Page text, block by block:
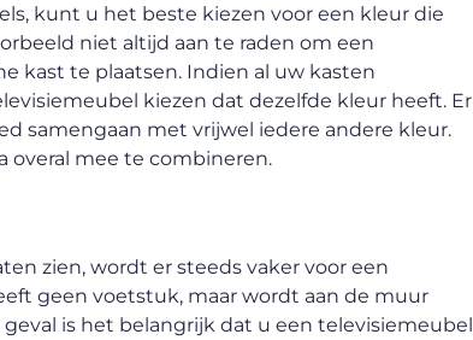
kunt u het beste kiezen voor een kleur die
niet altijd aan te raden om een
kast te plaatsen. Indien al uw kasten
kiezen dat dezelfde kleur heeft. Er
samengaan met vrijwel iedere andere kleur.
overal mee te combineren.
zien, wordt er steeds vaker voor een
geen voetstuk, maar wordt aan de muur
is het belangrijk dat u een televisiemeubel